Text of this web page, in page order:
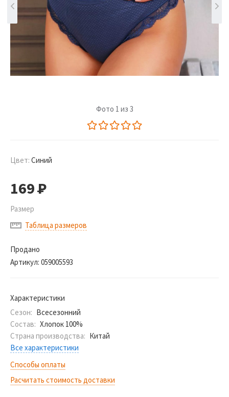
Фото 1 из 3
Цвет: Синий
169Р
Размер
Таблица размеров
Продано
Артикул: 059005593
Характеристики
Сезон: Всесезонний
Состав: Хлопок 100%
Страна производства: Китай
Все характеристики
Способы оплаты
Расчитать стоимость доставки